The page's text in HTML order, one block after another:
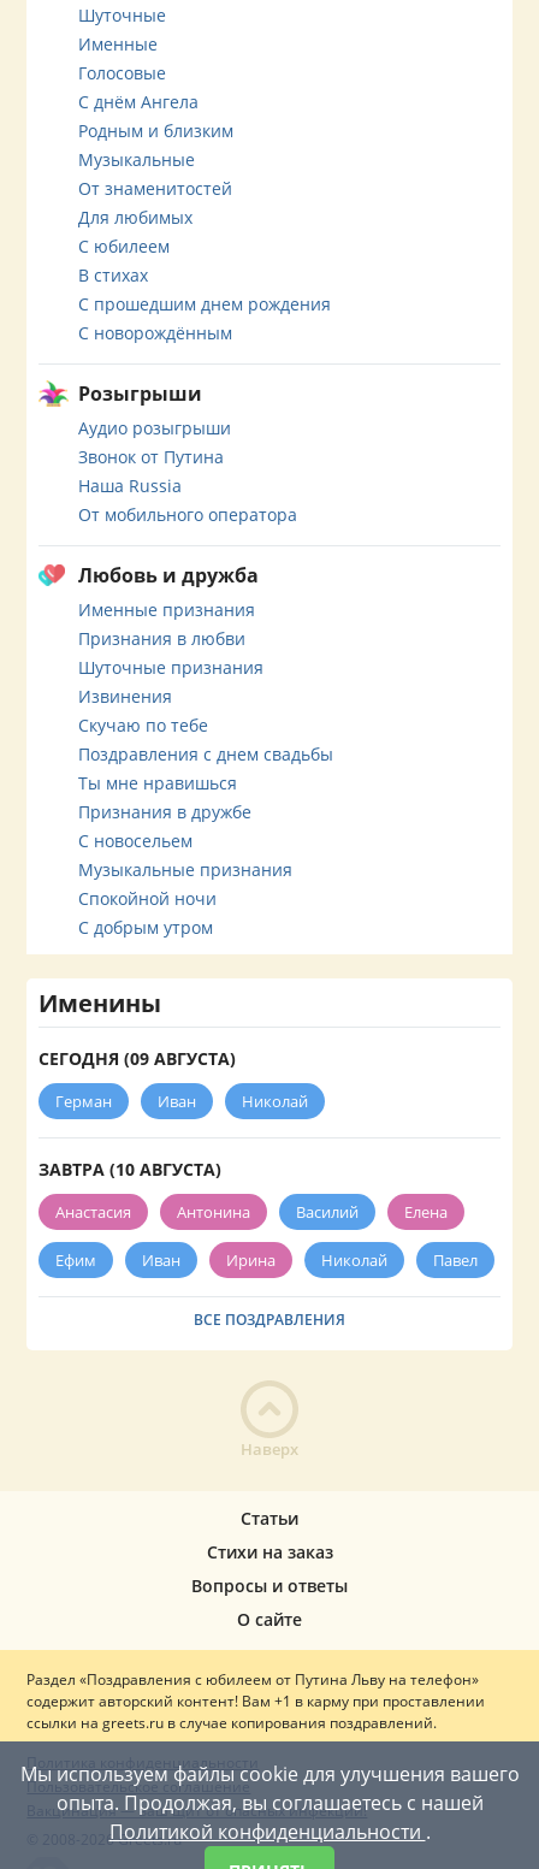
Шуточные
Именные
Голосовые
С днём Ангела
Родным и близким
Музыкальные
От знаменитостей
Для любимых
С юбилеем
В стихах
С прошедшим днем рождения
С новорождённым
Розыгрыши
Аудио розыгрыши
Звонок от Путина
Наша Russia
От мобильного оператора
Любовь и дружба
Именные признания
Признания в любви
Шуточные признания
Извинения
Скучаю по тебе
Поздравления с днем свадьбы
Ты мне нравишься
Признания в дружбе
С новосельем
Музыкальные признания
Спокойной ночи
С добрым утром
Именины
СЕГОДНЯ (09 АВГУСТА)
Герман Иван Николай
ЗАВТРА (10 АВГУСТА)
Анастасия Антонина Василий Елена
Ефим Иван Ирина Николай Павел
ВСЕ ПОЗДРАВЛЕНИЯ
Наверх
Мы используем файлы cookie для улучшения вашего
опыта. Продолжая, вы соглашаетесь с нашей
Политикой конфиденциальности .
Статьи
Стихи на заказ
Вопросы и ответы
О сайте
Раздел «Поздравления с юбилеем от Путина Льву на телефон»
содержит авторский контент! Вам +1 в карму при проставлении
ссылки на greets.ru в случае копирования поздравлений.
Политика конфиденциальности
Пользовательское соглашение
Вакцинация — ваш щит от опасных инфекций!
© 2008-2026 Greets.ru